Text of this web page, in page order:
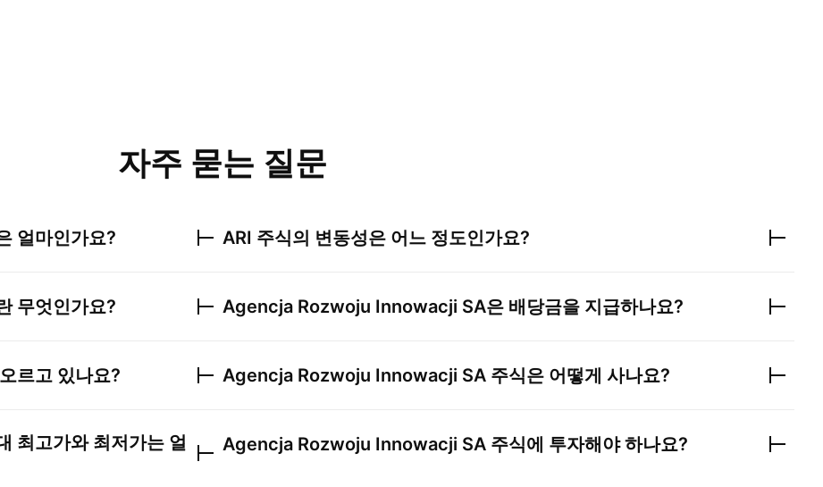
자주 묻는 질문
얼마인가요?
무엇인가요?
르고 있나요?
최고가와 최저가는 얼
ARI 주식의 변동성은 어느 정도인가요?
Agencja Rozwoju Innowacji SA은 배당금을 지급하나요?
Agencja Rozwoju Innowacji SA 주식은 어떻게 사나요?
Agencja Rozwoju Innowacji SA 주식에 투자해야 하나요?